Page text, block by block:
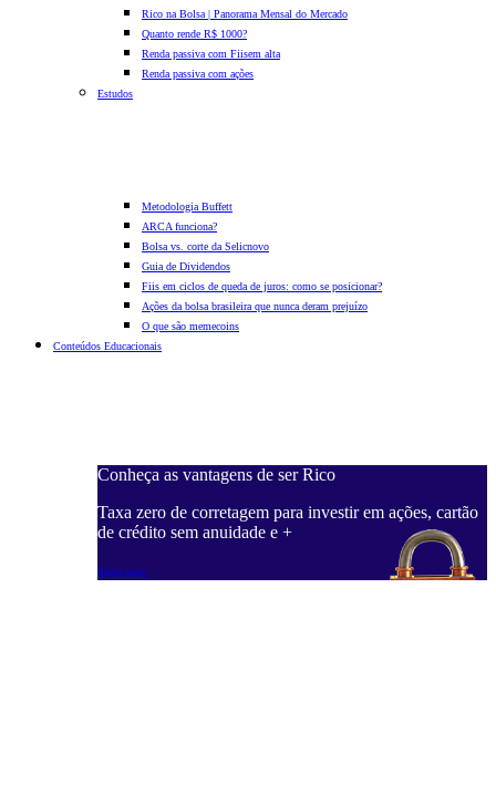
Rico na Bolsa | Panorama Mensal do Mercado
Quanto rende R$ 1000?
Renda passiva com Fiisem alta
Renda passiva com ações
Estudos
Metodologia Buffett
ARCA funciona?
Bolsa vs. corte da Selicnovo
Guia de Dividendos
Fiis em ciclos de queda de juros: como se posicionar?
Ações da bolsa brasileira que nunca deram prejuízo
O que são memecoins
Conteúdos Educacionais
Conheça as vantagens de ser Rico
Taxa zero de corretagem para investir em ações, cartão
de crédito sem anuidade e +
Saiba mais